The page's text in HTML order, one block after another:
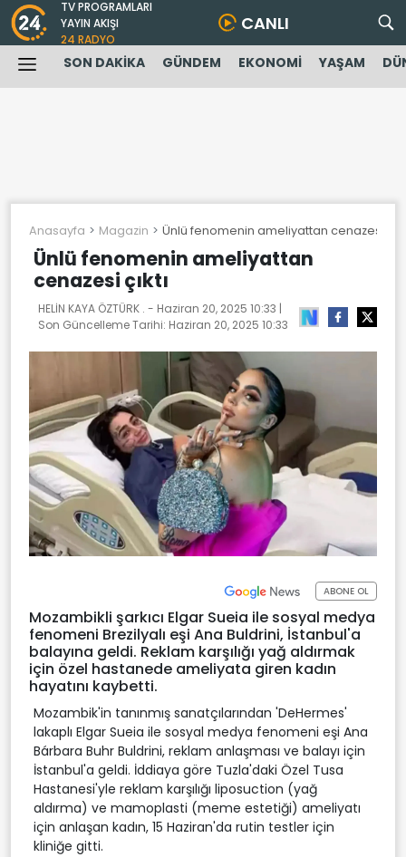
TV PROGRAMLARI
YAYIN AKIŞI
24 RADYO
CANLI
SON DAKİKA GÜNDEM EKONOMİ YAŞAM
Anasayfa Magazin Ünlü fenomenin ameliyattan cenazesi
Ünlü fenomenin ameliyattan
cenazesi çıktı
HELİN KAYA ÖZTÜRK . - Haziran 20, 2025 10:33 |
Son Güncelleme Tarihi: Haziran 20, 2025 10:33
ABONE OL
Mozambikli şarkıcı Elgar Sueia ile sosyal medya
fenomeni Brezilyalı eşi Ana Buldrini, İstanbul'a
balayına geldi. Reklam karşılığı yağ aldırmak
için özel hastanede ameliyata giren kadın
hayatını kaybetti.
Mozambik'in tanınmış sanatçılarından 'DeHermes'
lakaplı Elgar Sueia ile sosyal medya fenomeni eşi Ana
Bárbara Buhr Buldrini, reklam anlaşması ve balayı için
İstanbul'a geldi. İddiaya göre Tuzla'daki Özel Tusa
Hastanesi'yle reklam karşılığı liposuction (yağ
aldırma) ve mamoplasti (meme estetiği) ameliyatı
için anlaşan kadın, 15 Haziran'da rutin testler için
kliniğe gitti.